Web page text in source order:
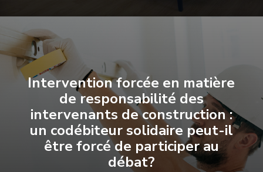
Intervention forcée en matière
de responsabilité des
intervenants de construction :
un codébiteur solidaire peut-il
être forcé de participer au
débat?